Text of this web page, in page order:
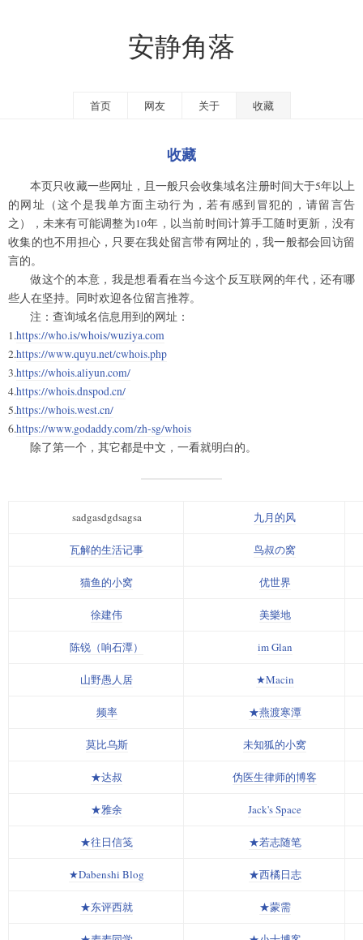
安静角落
首页 网友 关于 收藏
收藏
本页只收藏一些网址，且一般只会收集域名注册时间大于5年以上
的网址（这个是我单方面主动行为，若有感到冒犯的，请留言告
之），未来有可能调整为10年，以当前时间计算手工随时更新，没有
收集的也不用担心，只要在我处留言带有网址的，我一般都会回访留
言的。
做这个的本意，我是想看看在当今这个反互联网的年代，还有哪
些人在坚持。同时欢迎各位留言推荐。
注：查询域名信息用到的网址：
1.https://who.is/whois/wuziya.com
2.https://www.quyu.net/cwhois.php
3.https://whois.aliyun.com/
4.https://whois.dnspod.cn/
5.https://whois.west.cn/
6.https://www.godaddy.com/zh-sg/whois
除了第一个，其它都是中文，一看就明白的。
sadgasdgdsagsa 九月的风
瓦解的生活记事 鸟叔の窝
猫鱼的小窝 优世界
徐建伟 美樂地
陈锐（响石潭） im Glan
山野愚人居 ★Macin
频率 ★燕渡寒潭
莫比乌斯 未知狐的小窝
★达叔 伪医生律师的博客
★雅余 Jack's Space
★往日信笺 ★若志随笔
★Dabenshi Blog ★西橘日志
★东评西就 ★蒙需